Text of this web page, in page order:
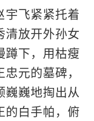
宇飞紧紧托着
清放开外孙女
蹲下，用枯瘦
元的墓碑，
巍巍地掏出从
的白手帕，俯